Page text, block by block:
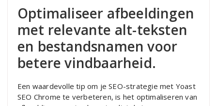
Optimaliseer afbeeldingen
met relevante alt-teksten
en bestandsnamen voor
betere vindbaarheid.
Een waardevolle tip om je SEO-strategie met Yoast
SEO Chrome te verbeteren, is het optimaliseren van